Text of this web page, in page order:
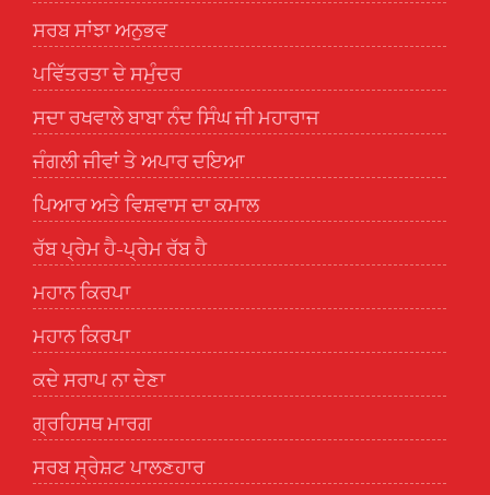
ਸਰਬ ਸਾਂਝਾ ਅਨੁਭਵ
ਪਵਿੱਤਰਤਾ ਦੇ ਸਮੁੰਦਰ
ਸਦਾ ਰਖਵਾਲੇ ਬਾਬਾ ਨੰਦ ਸਿੰਘ ਜੀ ਮਹਾਰਾਜ
ਜੰਗਲੀ ਜੀਵਾਂ ਤੇ ਅਪਾਰ ਦਇਆ
ਪਿਆਰ ਅਤੇ ਵਿਸ਼ਵਾਸ ਦਾ ਕਮਾਲ
ਰੱਬ ਪ੍ਰੇਮ ਹੈ-ਪ੍ਰੇਮ ਰੱਬ ਹੈ
ਮਹਾਨ ਕਿਰਪਾ
ਮਹਾਨ ਕਿਰਪਾ
ਕਦੇ ਸਰਾਪ ਨਾ ਦੇਣਾ
ਗ੍ਰਹਿਸਥ ਮਾਰਗ
ਸਰਬ ਸ੍ਰੇਸ਼ਟ ਪਾਲਣਹਾਰ